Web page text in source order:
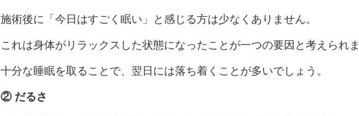
施術後に「今日はすごく眠い」と感じる方は少なくありません。
これは身体がリラックスした状態になったことが一つの要因と考えられま
十分な睡眠を取ることで、翌日には落ち着くことが多いでしょう。
② だるさ